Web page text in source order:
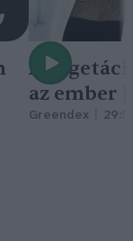
A
az ember
Greendex